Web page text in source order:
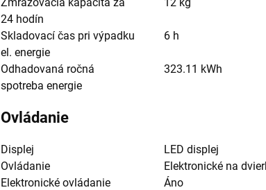
24 hodín
Skladovací čas pri výpadku
el. energie
6 h
Odhadovaná ročná
spotreba energie
323.11 kWh
Ovládanie
Displej
LED displej
Ovládanie
Elektronické na
Elektronické ovládanie
Áno